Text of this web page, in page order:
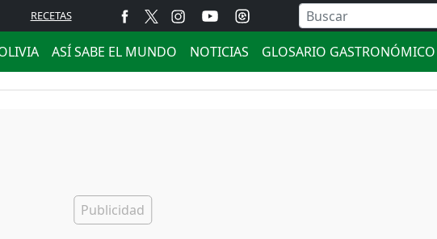
RECETAS
ASÍ SABE EL MUNDO NOTICIAS GLOSARIO GASTRONÓMICO